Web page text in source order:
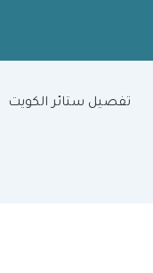
تفصيل ستائر الكويت